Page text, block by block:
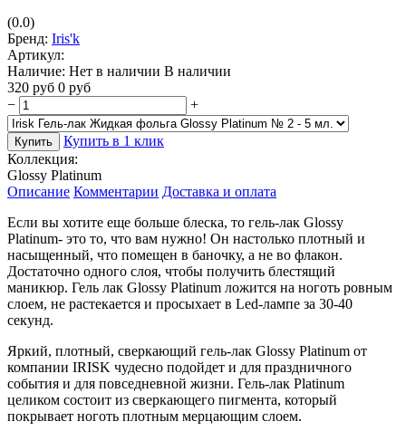
(0.0)
Бренд: Iris'k
Артикул:
Наличие: Нет в наличии В наличии
320 руб 0 руб
−
+
Купить
Купить в 1 клик
Коллекция:
Glossy Platinum
Описание Комментарии Доставка и оплата
Если вы хотите еще больше блеска, то гель-лак Glossy
Platinum- это то, что вам нужно! Он настолько плотный и
насыщенный, что помещен в баночку, а не во флакон.
Достаточно одного слоя, чтобы получить блестящий
маникюр. Гель лак Glossy Platinum ложится на ноготь ровным
слоем, не растекается и просыхает в Led-лампе за 30-40
секунд.
Яркий, плотный, сверкающий гель-лак Glossy Platinum от
компании IRISK чудесно подойдет и для праздничного
события и для повседневной жизни. Гель-лак Platinum
целиком состоит из сверкающего пигмента, который
покрывает ноготь плотным мерцающим слоем.